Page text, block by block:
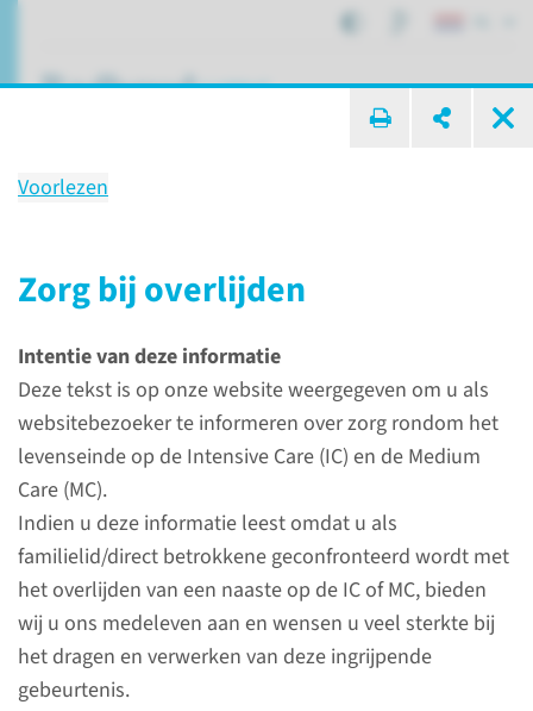
Voorlezen
Zorg bij overlijden
Intentie van deze informatie
Deze tekst is op onze website weergegeven om u als
websitebezoeker te informeren over zorg rondom het
levenseinde op de Intensive Care (IC) en de Medium
Care (MC).
Indien u deze informatie leest omdat u als
familielid/direct betrokkene geconfronteerd wordt met
het overlijden van een naaste op de IC of MC, bieden
wij u ons medeleven aan en wensen u veel sterkte bij
het dragen en verwerken van deze ingrijpende
gebeurtenis.
Afdelingen, specialismen en zorglocaties
Intensive Care
Zorg en behandeling op de IC-MC
Voorlezen
Patiënten krijgen op de Intensive Care extra zorg
en speciale bewaking. Waar nodig ondersteunen
we de belangrijke lichaamsfuncties, zoals
ademhaling of bloedsomloop, met speciale
apparatuur. Gespecialiseerde artsen en
verpleegkundigen doen er alles aan om de